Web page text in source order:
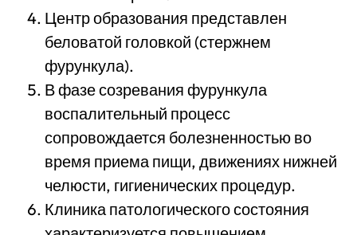
Центр образования представлен
беловатой головкой (стержнем
фурункула).
В фазе созревания фурункула
воспалительный процесс
сопровождается болезненностью во
время приема пищи, движениях нижней
челюсти, гигиенических процедур.
Клиника патологического состояния